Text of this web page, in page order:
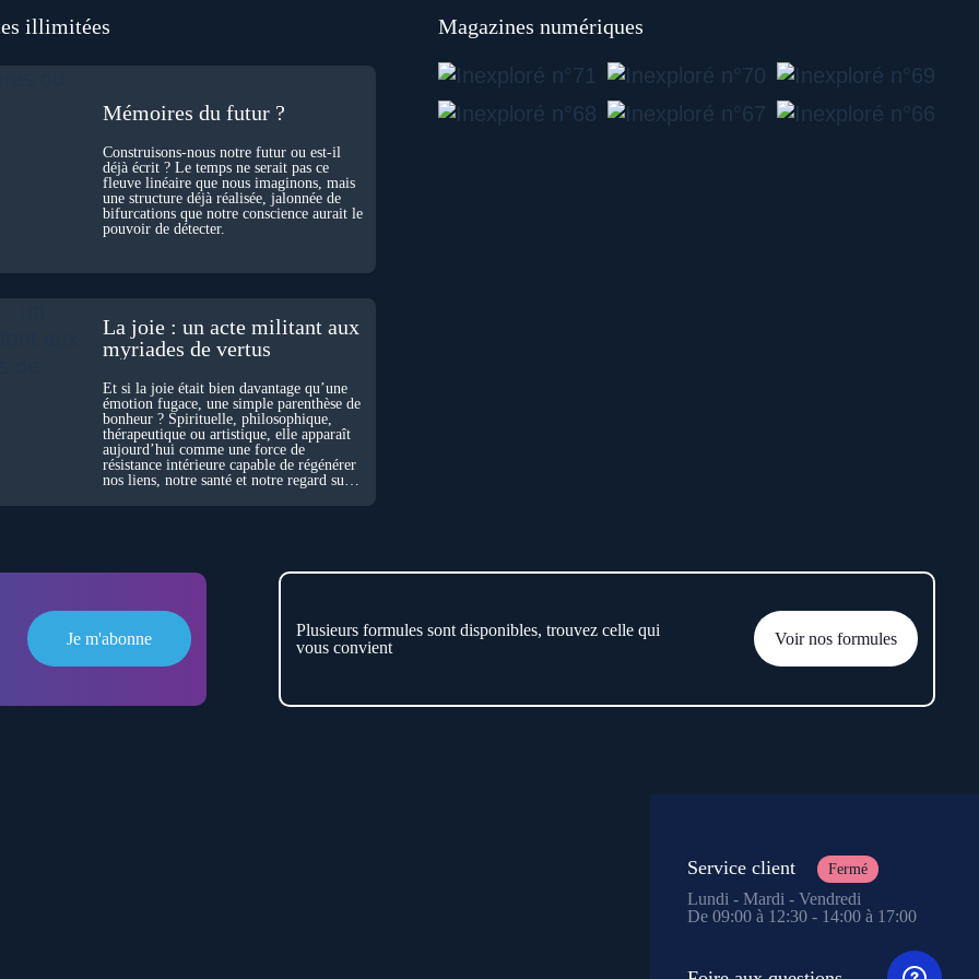
illimitées
Mémoires du futur ?
Construisons-nous notre futur ou est-il
déjà écrit ? Le temps ne serait pas ce
fleuve linéaire que nous imaginons, mais
une structure déjà réalisée, jalonnée de
bifurcations que notre conscience aurait le
pouvoir de détecter.
La joie : un acte militant aux
myriades de vertus
Et si la joie était bien davantage qu’une
émotion fugace, une simple parenthèse de
bonheur ? Spirituelle, philosophique,
thérapeutique ou artistique, elle apparaît
aujourd’hui comme une force de
résistance intérieure capable de régénérer
nos liens, notre santé et notre regard sur
Magazines numériques
Je m'abonne
Plusieurs formules sont disponibles, trouvez celle qui
vous convient
Voir nos formules
Service client Fermé
Lundi - Mardi - Vendredi
De 09:00 à 12:30 - 14:00 à 17:00